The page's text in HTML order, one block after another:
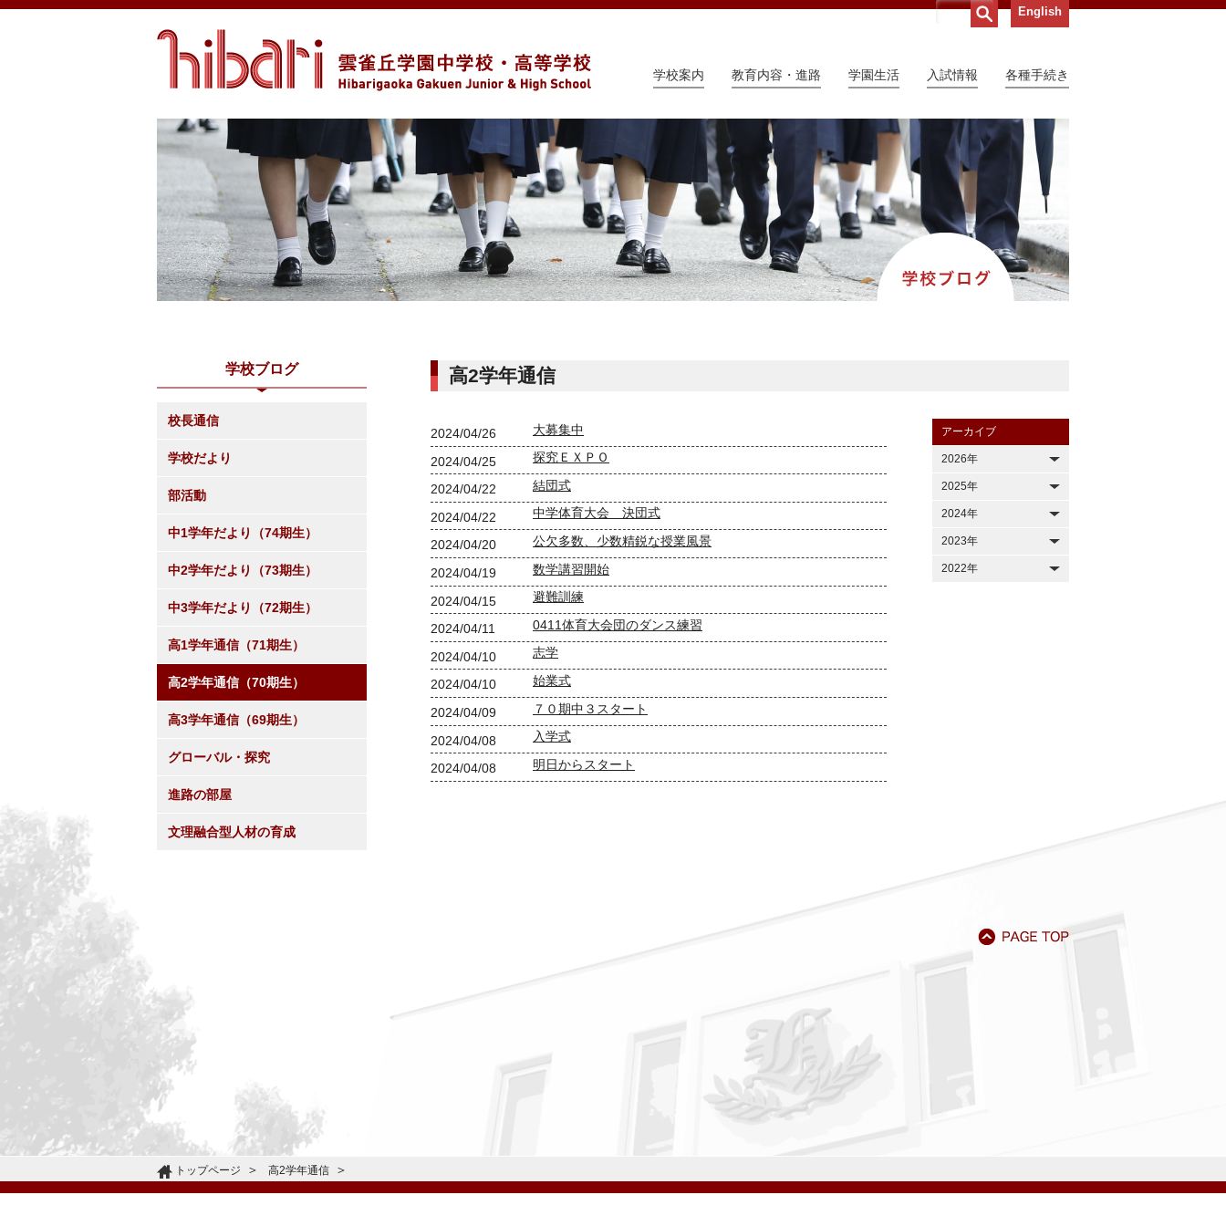
English
学校案内 教育内容・進路 学園生活 入試情報 各種手続き
高2学年通信
2024/04/26 大募集中
2024/04/25 探究ＥＸＰＯ
2024/04/22 結団式
2024/04/22 中学体育大会 決団式
2024/04/20 公欠多数、少数精鋭な授業風景
2024/04/19 数学講習開始
2024/04/15 避難訓練
2024/04/11 0411体育大会団のダンス練習
2024/04/10 志学
2024/04/10 始業式
2024/04/09 ７０期中３スタート
2024/04/08 入学式
2024/04/08 明日からスタート
アーカイブ
2026年
2025年
2024年
2023年
2022年
学校ブログ
校長通信
学校だより
部活動
中1学年だより（74期生）
中2学年だより（73期生）
中3学年だより（72期生）
高1学年通信（71期生）
高2学年通信（70期生）
高3学年通信（69期生）
グローバル・探究
進路の部屋
文理融合型人材の育成
トップページ 高2学年通信